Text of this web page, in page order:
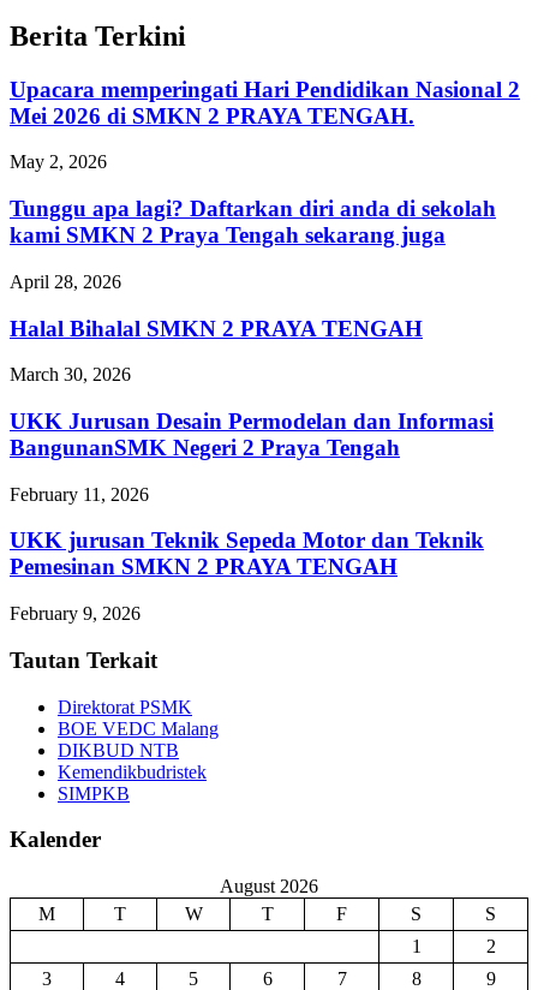
Berita Terkini
Upacara memperingati Hari Pendidikan Nasional 2
Mei 2026 di SMKN 2 PRAYA TENGAH.
May 2, 2026
Tunggu apa lagi? Daftarkan diri anda di sekolah
kami SMKN 2 Praya Tengah sekarang juga
April 28, 2026
Halal Bihalal SMKN 2 PRAYA TENGAH
March 30, 2026
UKK Jurusan Desain Permodelan dan Informasi
BangunanSMK Negeri 2 Praya Tengah
February 11, 2026
UKK jurusan Teknik Sepeda Motor dan Teknik
Pemesinan SMKN 2 PRAYA TENGAH
February 9, 2026
Tautan Terkait
Direktorat PSMK
BOE VEDC Malang
DIKBUD NTB
Kemendikbudristek
SIMPKB
Kalender
August 2026
M
T W T F S
S
1
2
3
4 5 6 7 8
9